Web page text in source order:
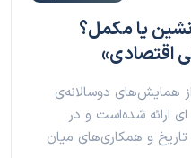
یا مکمل؟
اقتصادی»
همایش‌های دوسالانه‌ی
ارائه شده‌است و در
و همکاری‌های میان